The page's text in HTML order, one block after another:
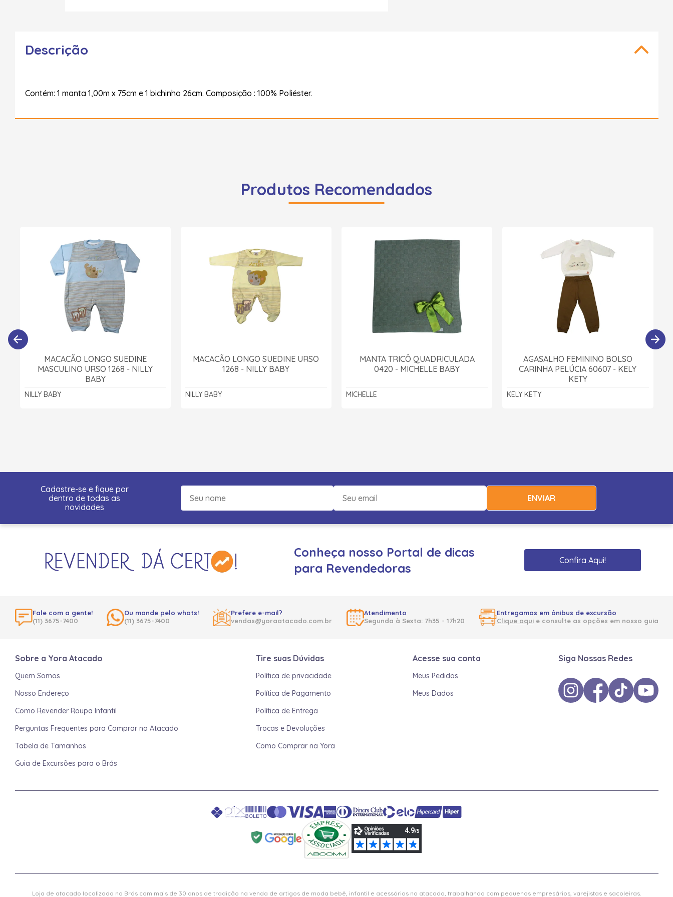
Descrição
Contém: 1 manta 1,00m x 75cm e 1 bichinho 26cm. Composição : 100% Poliéster.
Produtos Recomendados
MACACÃO LONGO SUEDINE
MASCULINO URSO 1268 - NILLY
BABY
NILLY BABY
MACACÃO LONGO SUEDINE URSO
1268 - NILLY BABY
NILLY BABY
MANTA TRICÔ QUADRICULADA
0420 - MICHELLE BABY
MICHELLE
AGASALHO FEMININO BOLSO
CARINHA PELÚCIA 60607 - KELY
KETY
KELY KETY
Cadastre-se e fique por
dentro de todas as
novidades
ENVIAR
Conheça nosso Portal de dicas
para Revendedoras
Confira Aqui!
Fale com a gente!
(11) 3675-7400
Ou mande pelo whats!
(11) 3675-7400
Prefere e-mail?
vendas@yoraatacado.com.br
Atendimento
Segunda à Sexta: 7h35 - 17h20
Entregamos em ônibus de excursão
Clique aquie consulte as opções em nosso guia
Sobre a Yora Atacado
Quem Somos
Nosso Endereço
Como Revender Roupa Infantil
Perguntas Frequentes para Comprar no Atacado
Tabela de Tamanhos
Guia de Excursões para o Brás
Tire suas Dúvidas
Política de privacidade
Política de Pagamento
Política de Entrega
Trocas e Devoluções
Como Comprar na Yora
Acesse sua conta
Meus Pedidos
Meus Dados
Siga Nossas Redes
Loja de atacado localizada no Brás com mais de 30 anos de tradição na venda de artigos de moda bebê, infantil e acessórios no atacado, trabalhando com pequenos empresários, varejistas e sacoleiras.